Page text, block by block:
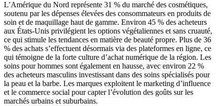
L’Amérique du Nord représente 31 % du marché des cosmétiques,
soutenu par les dépenses élevées des consommateurs en produits de
soin et de maquillage haut de gamme. Environ 45 % des acheteurs
aux États-Unis privilégient les options végétaliennes et sans cruauté,
ce qui stimule les tendances en matière de beauté propre. Plus de 36
% des achats s’effectuent désormais via des plateformes en ligne, ce
qui témoigne de la forte culture d’achat numérique de la région. Les
soins pour hommes sont également en hausse, avec environ 22 %
des acheteurs masculins investissant dans des soins spécialisés pour
la peau et la barbe. Les marques exploitent le marketing d’influence
et le commerce social pour capter l’évolution des goûts sur les
marchés urbains et suburbains.